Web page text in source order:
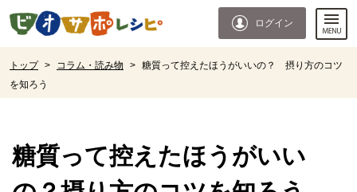
ページの先頭です。
ログイン
トップ > コラム・読み物 > 糖質って控えたほうがいいの？ 摂り方のコツ
を知ろう
糖質って控えたほうがいい